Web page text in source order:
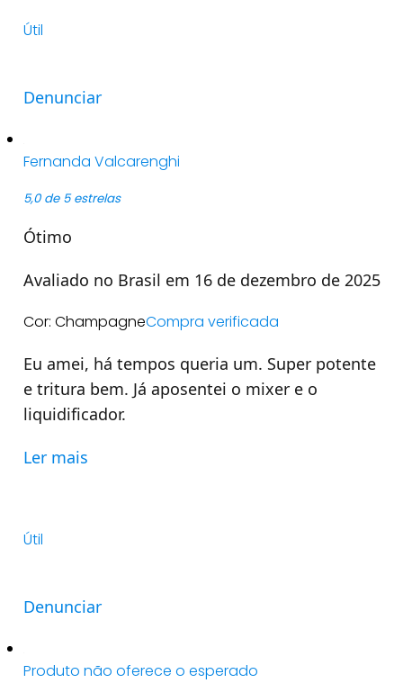
Útil
Denunciar
Fernanda Valcarenghi
5,0 de 5 estrelas
Ótimo
Avaliado no Brasil em 16 de dezembro de 2025
Cor: ChampagneCompra verificada
Eu amei, há tempos queria um. Super potente
e tritura bem. Já aposentei o mixer e o
liquidificador.
Ler mais
Útil
Denunciar
Produto não oferece o esperado